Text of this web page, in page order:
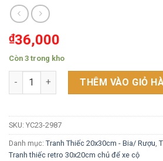
₫36,000
Còn 3 trong kho
Tranh retro 20x30cm - Cá tính
THÊM VÀO GIỎ
SKU: YC23-2987
Danh mục: Tranh Thiếc 20x30cm - Bia/ Rượu
Tranh thiếc retro 30x20cm chủ để xe cộ